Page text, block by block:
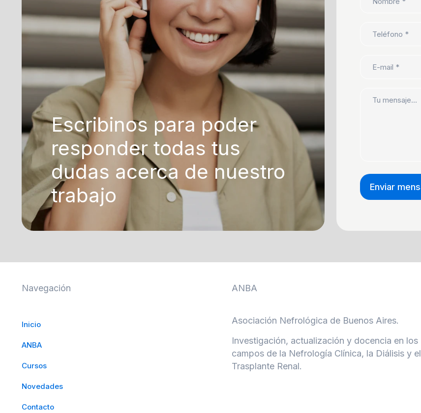
Escribinos para poder
responder todas tus
dudas acerca de nuestro
trabajo
Navegación
Inicio
ANBA
Cursos
Novedades
Contacto
ANBA
Asociación Nefrológica de Buenos Aires.
Investigación, actualización y docencia en los
campos de la Nefrología Clínica, la Diálisis y el
Trasplante Renal.